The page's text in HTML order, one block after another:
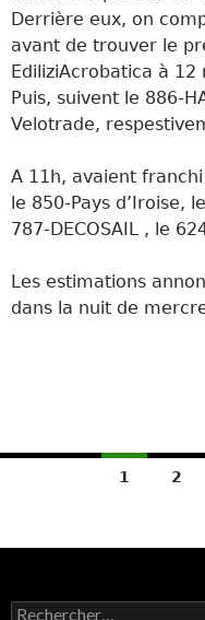
Derrière eux, on
avant de trouver le
EdiliziAcrobatica à 12
Puis, suivent le 886-
Velotrade,
A 11h, avaient franchi
le 850-Pays d’Iroise,
787-DECOSAIL , le
Les estimations
dans la nuit de
Navigation
articles
1 2
Rechercher :